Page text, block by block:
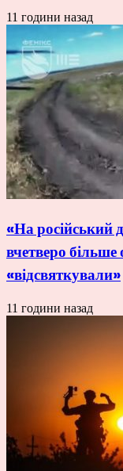
11 години назад
«На
вчетверо
«відсвяткували»
11 години назад